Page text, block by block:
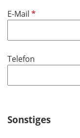
E-Mail P
c
t
l
Telefon
Sonstiges